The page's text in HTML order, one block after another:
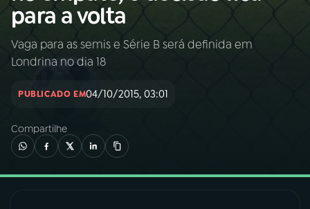
Nacional
AO VIVO
INÍCIO
02A RÁDIO
03PROGRAMAÇÃO
para a volta
Vaga para as semis e Série B será definida em
Londrina no dia 18
PUBLICADO EM04/10/2015, 03:01
Compartilhe